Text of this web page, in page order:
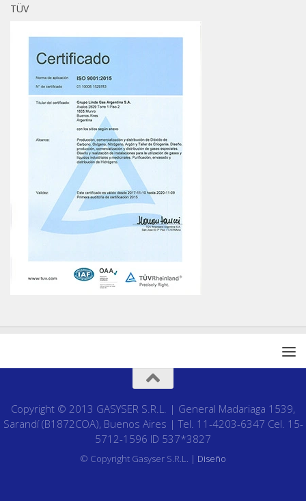
TÜV
Copyright © 2013 GASYSER S.R.L. | General Madariaga 1539,
Sarandí (B1872COA), Buenos Aires | Tel. 11-4203-6347 Cel. 15-
5712-1596 ID 537*3827
© Copyright Gasyser S.R.L. | Diseño